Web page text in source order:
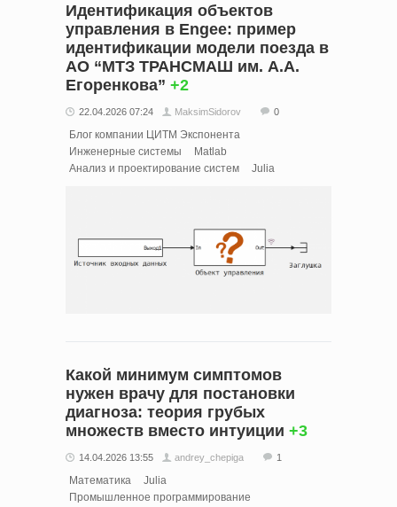
Идентификация объектов
управления в Engee: пример
идентификации модели поезда в
АО “МТЗ ТРАНСМАШ им. А.А.
Егоренкова” +2
22.04.2026 07:24 MaksimSidorov 0
Блог компании ЦИТМ Экспонента
Инженерные системы
Matlab
Анализ и проектирование систем
Julia
Какой минимум симптомов
нужен врачу для постановки
диагноза: теория грубых
множеств вместо интуиции +3
14.04.2026 13:55 andrey_chepiga 1
Математика
Julia
Промышленное программирование